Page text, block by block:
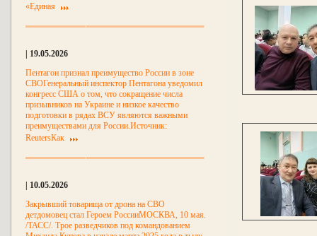
«Единая
| 19.05.2026
Пентагон признал преимущество России в зоне
СВОГенеральный инспектор Пентагона уведомил
конгресс США о том, что сокращение числа
призывников на Украине и низкое качество
подготовки в рядах ВСУ являются важными
преимуществами для России.Источник:
ReutersКак
| 10.05.2026
Закрывший товарища от дрона на СВО
детдомовец стал Героем РоссииМОСКВА, 10 мая.
/ТАСС/. Трое разведчиков под командованием